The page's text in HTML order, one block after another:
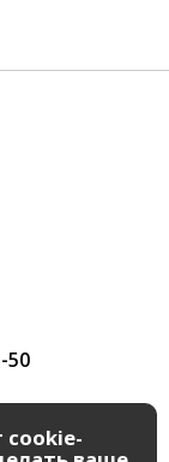
50
cookie-